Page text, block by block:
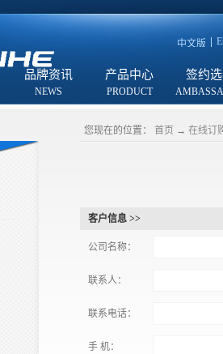
中文版
品牌资讯 产品中心 签约
您现在的位置： 首页 → 在线订
客户信息 >>
公司名称：
联系人：
联系电话：
手 机：